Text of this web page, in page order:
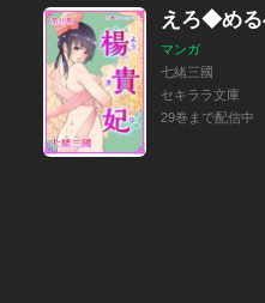
えろ◆める
マンガ
七緒三國
セキララ文庫
29巻まで配信中